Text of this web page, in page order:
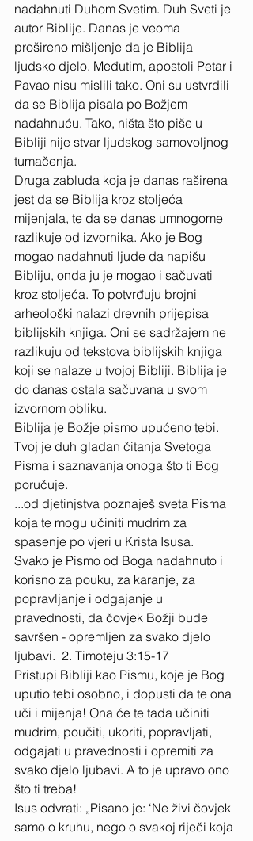
nadahnuti Duhom Svetim. Duh Sveti je
autor Biblije. Danas je veoma
prošireno mišljenje da je Biblija
ljudsko djelo. Međutim, apostoli Petar i
Pavao nisu mislili tako. Oni su ustvrdili
da se Biblija pisala po Božjem
nadahnuću. Tako, ništa što piše u
Bibliji nije stvar ljudskog samovoljnog
tumačenja.
Druga zabluda koja je danas raširena
jest da se Biblija kroz stoljeća
mijenjala, te da se danas umnogome
razlikuje od izvornika. Ako je Bog
mogao nadahnuti ljude da napišu
Bibliju, onda ju je mogao i sačuvati
kroz stoljeća. To potvrđuju brojni
arheološki nalazi drevnih prijepisa
biblijskih knjiga. Oni se sadržajem ne
razlikuju od tekstova biblijskih knjiga
koji se nalaze u tvojoj Bibliji. Biblija je
do danas ostala sačuvana u svom
izvornom obliku.
Biblija je Božje pismo upućeno tebi.
Tvoj je duh gladan čitanja Svetoga
Pisma i saznavanja onoga što ti Bog
poručuje.
...od djetinjstva poznaješ sveta Pisma
koja te mogu učiniti mudrim za
spasenje po vjeri u Krista Isusa.
Svako je Pismo od Boga nadahnuto i
korisno za pouku, za karanje, za
popravljanje i odgajanje u
pravednosti, da čovjek Božji bude
savršen - opremljen za svako djelo
ljubavi.  2. Timoteju 3:15-17
Pristupi Bibliji kao Pismu, koje je Bog
uputio tebi osobno, i dopusti da te ona
uči i mijenja! Ona će te tada učiniti
mudrim, poučiti, ukoriti, popravljati,
odgajati u pravednosti i opremiti za
svako djelo ljubavi. A to je upravo ono
što ti treba!
Isus odvrati: „Pisano je: ‘Ne živi čovjek
samo o kruhu, nego o svakoj riječi koja